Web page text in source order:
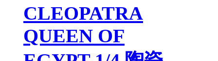
CLEOPATRA
QUEEN OF